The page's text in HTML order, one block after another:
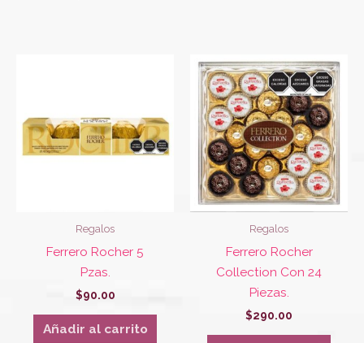
Regalos
Ferrero Rocher 5
Pzas.
$90.00
Añadir al carrito
Regalos
Ferrero Rocher
Collection Con 24
Piezas.
$290.00